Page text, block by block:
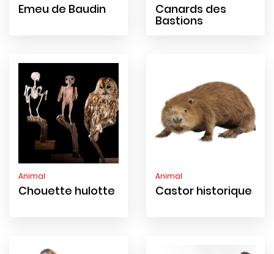
Emeu de Baudin Canards des
Bastions
Animal
Chouette hulotte
Animal
Castor historique